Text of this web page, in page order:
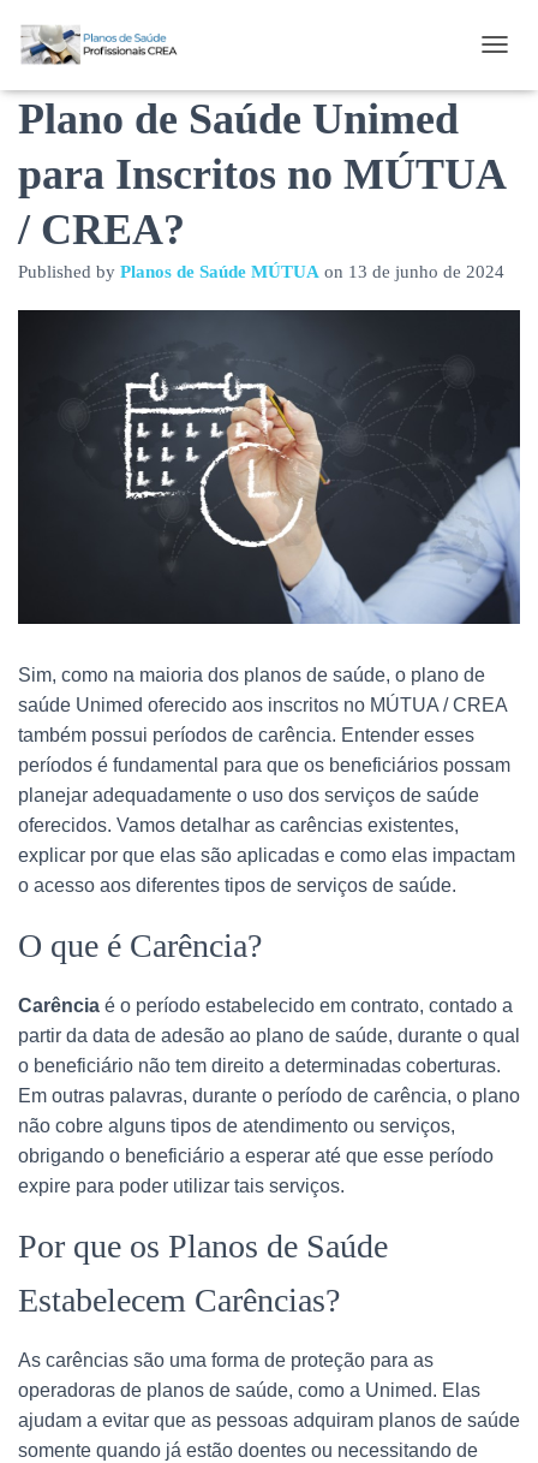
E
I
A
Existem Carências no
Plano de Saúde Unimed
para Inscritos no MÚTUA
/ CREA?
Published by Planos de Saúde MÚTUA on 13 de junho de 2024
Sim, como na maioria dos planos de saúde, o plano de
saúde Unimed oferecido aos inscritos no MÚTUA / CREA
também possui períodos de carência. Entender esses
períodos é fundamental para que os beneficiários possam
planejar adequadamente o uso dos serviços de saúde
oferecidos. Vamos detalhar as carências existentes,
explicar por que elas são aplicadas e como elas impactam
o acesso aos diferentes tipos de serviços de saúde.
O que é Carência?
Carência é o período estabelecido em contrato, contado a
partir da data de adesão ao plano de saúde, durante o qual
o beneficiário não tem direito a determinadas coberturas.
Em outras palavras, durante o período de carência, o plano
não cobre alguns tipos de atendimento ou serviços,
obrigando o beneficiário a esperar até que esse período
expire para poder utilizar tais serviços.
Por que os Planos de Saúde
Estabelecem Carências?
As carências são uma forma de proteção para as
operadoras de planos de saúde, como a Unimed. Elas
ajudam a evitar que as pessoas adquiram planos de saúde
somente quando já estão doentes ou necessitando de